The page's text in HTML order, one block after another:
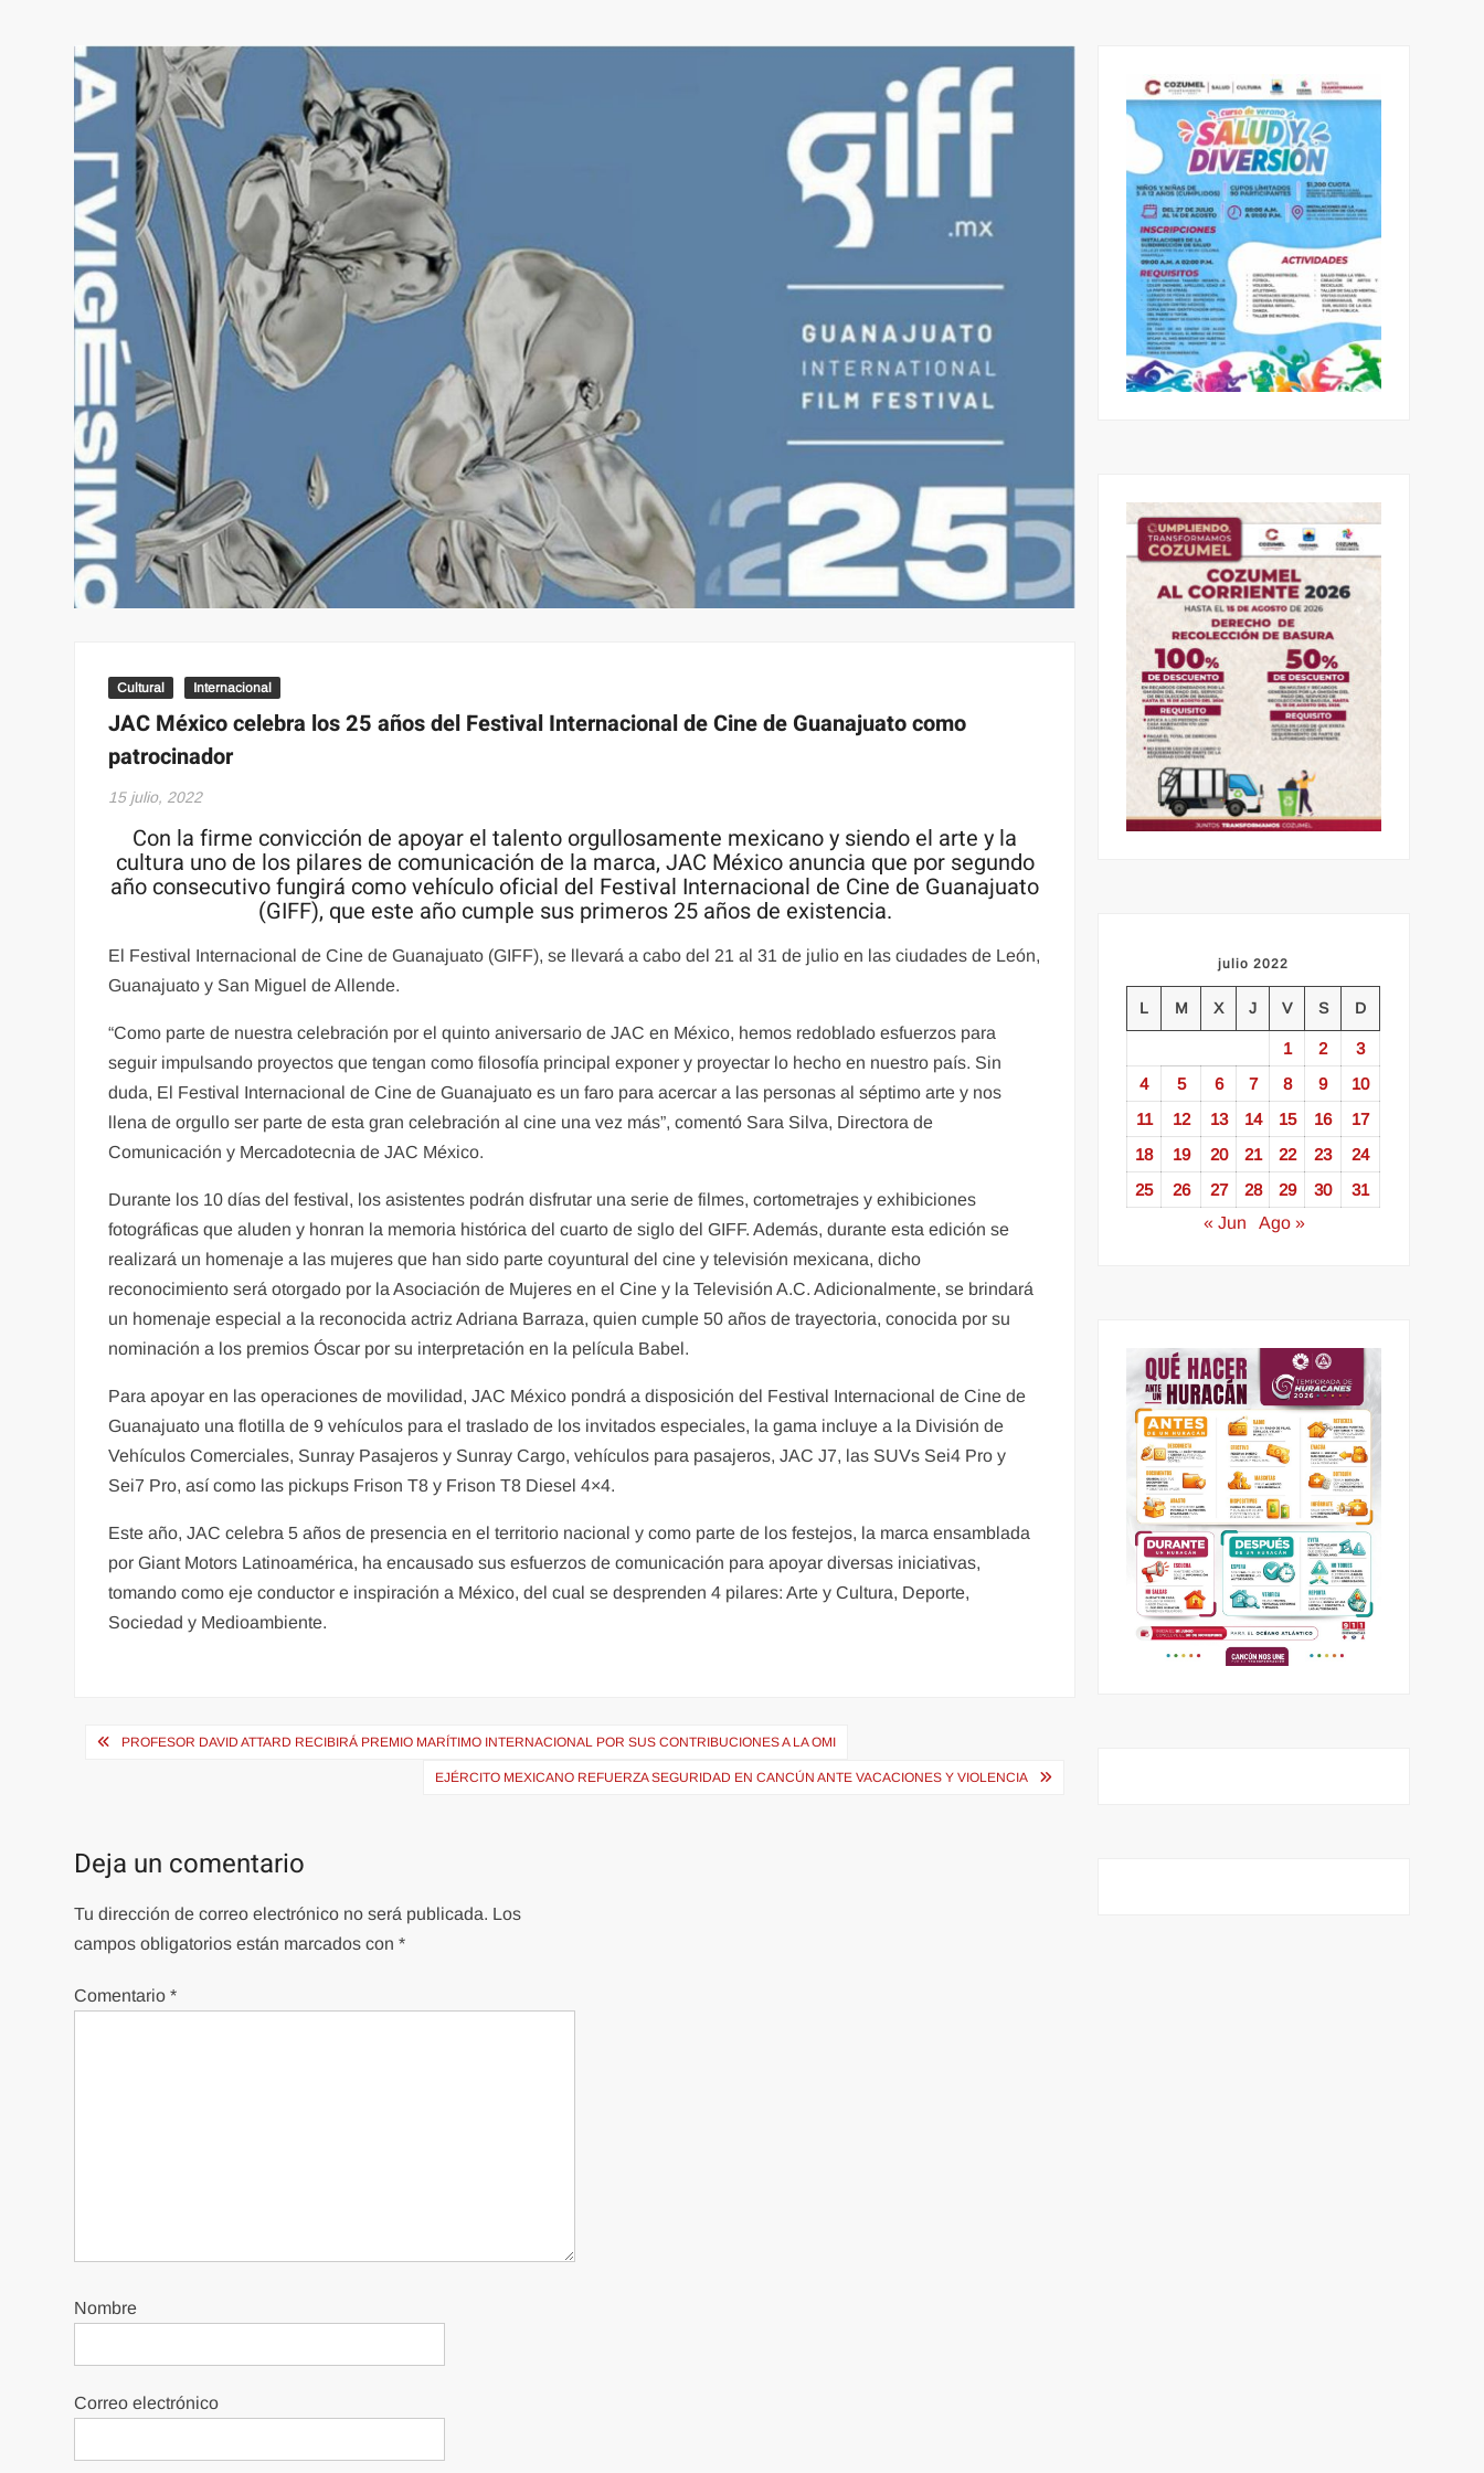
Cultural Internacional
JAC México celebra los 25 años del Festival Internacional de Cine de Guanajuato como
patrocinador
15 julio, 2022
Con la firme convicción de apoyar el talento orgullosamente mexicano y siendo el arte y la
cultura uno de los pilares de comunicación de la marca, JAC México anuncia que por segundo
año consecutivo fungirá como vehículo oficial del Festival Internacional de Cine de Guanajuato
(GIFF), que este año cumple sus primeros 25 años de existencia.
El Festival Internacional de Cine de Guanajuato (GIFF), se llevará a cabo del 21 al 31 de julio en las ciudades de León,
Guanajuato y San Miguel de Allende.
“Como parte de nuestra celebración por el quinto aniversario de JAC en México, hemos redoblado esfuerzos para
seguir impulsando proyectos que tengan como filosofía principal exponer y proyectar lo hecho en nuestro país. Sin
duda, El Festival Internacional de Cine de Guanajuato es un faro para acercar a las personas al séptimo arte y nos
llena de orgullo ser parte de esta gran celebración al cine una vez más”, comentó Sara Silva, Directora de
Comunicación y Mercadotecnia de JAC México.
Durante los 10 días del festival, los asistentes podrán disfrutar una serie de filmes, cortometrajes y exhibiciones
fotográficas que aluden y honran la memoria histórica del cuarto de siglo del GIFF. Además, durante esta edición se
realizará un homenaje a las mujeres que han sido parte coyuntural del cine y televisión mexicana, dicho
reconocimiento será otorgado por la Asociación de Mujeres en el Cine y la Televisión A.C. Adicionalmente, se brindará
un homenaje especial a la reconocida actriz Adriana Barraza, quien cumple 50 años de trayectoria, conocida por su
nominación a los premios Óscar por su interpretación en la película Babel.
Para apoyar en las operaciones de movilidad, JAC México pondrá a disposición del Festival Internacional de Cine de
Guanajuato una flotilla de 9 vehículos para el traslado de los invitados especiales, la gama incluye a la División de
Vehículos Comerciales, Sunray Pasajeros y Sunray Cargo, vehículos para pasajeros, JAC J7, las SUVs Sei4 Pro y
Sei7 Pro, así como las pickups Frison T8 y Frison T8 Diesel 4×4.
Este año, JAC celebra 5 años de presencia en el territorio nacional y como parte de los festejos, la marca ensamblada
por Giant Motors Latinoamérica, ha encausado sus esfuerzos de comunicación para apoyar diversas iniciativas,
tomando como eje conductor e inspiración a México, del cual se desprenden 4 pilares: Arte y Cultura, Deporte,
Sociedad y Medioambiente.
Navegación
PROFESOR DAVID ATTARD RECIBIRÁ PREMIO MARÍTIMO INTERNACIONAL POR SUS CONTRIBUCIONES A LA OMI
EJÉRCITO MEXICANO REFUERZA SEGURIDAD EN CANCÚN ANTE VACACIONES Y VIOLENCIA
Deja un comentario
Tu dirección de correo electrónico no será publicada. Los
campos obligatorios están marcados con*
Comentario*
Nombre
Correo electrónico
julio 2022
L M X J V S D
1 2
3
4
5 6 7 8 9
10
11
12 13 14 15 16
17
18
19 20 21 22 23
24
25
26 27 28 29 30
31
« Jun
Ago »